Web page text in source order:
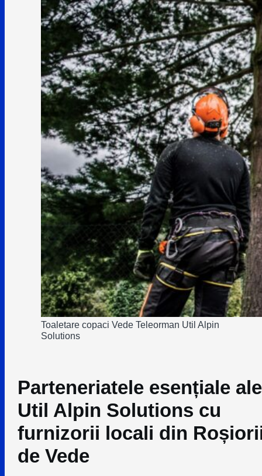
Toaletare copaci Vede Teleorman Util Alpin
Solutions
Parteneriatele esențiale ale
Util Alpin Solutions cu
furnizorii locali din
de Vede